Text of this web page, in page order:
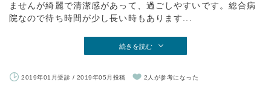
ませんが綺麗で清潔感があって、過ごしやすいです。総合病
院なので待ち時間が少し長い時もあります...
続きを読む
2019年01月受診 / 2019年05月投稿 2人が参考になった